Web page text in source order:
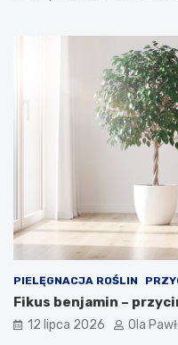
PIELĘGNACJA ROŚLIN
Fikus benjamin –
12 lipca 2026 Ola